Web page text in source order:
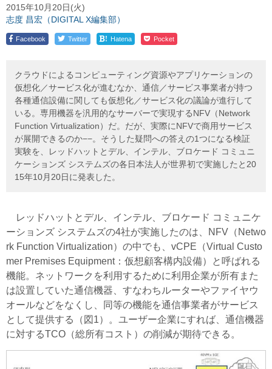
2015年10月20日(火)
志度 昌宏（DIGITAL X編集部）
Facebook Twitter ! Hatena Pocket
クラウドによるコンピューティング資源やアプリケーションの
仮想化／サービス化が進むなか、通信／サービス事業者が持つ
各種通信設備に関しても仮想化／サービス化の議論が進行して
いる。専用機器を汎用的なサーバーで実現するNFV（Network
Function Virtualization）だ。だが、実際にNFVで商用サービス
が展開できるのか−−。そうした疑問への答えの1つになる検証
実験を、レッドハットとデル、インテル、ブロケード コミュニ
ケーションズ システムズの各日本法人が世界初で実施したと20
15年10月20日に発表した。
レッドハットとデル、インテル、ブロケード コミュニケ
ーションズ システムズの4社が実施したのは、NFV（Netwo
rk Function Virtualization）の中でも、vCPE（Virtual Custo
mer Premises Equipment：仮想顧客構内設備）と呼ばれる
機能。ネットワークを利用するために利用企業が所有また
は設置していた通信機器、すなわちルーターやファイヤウ
オールなどをなくし、同等の機能を通信事業者がサービス
として提供する（図1）。ユーザー企業にすれば、通信機器
に対するTCO（総所有コスト）の削減が期待できる。